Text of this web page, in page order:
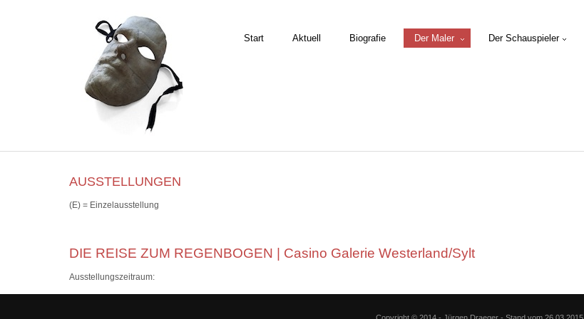
Start Aktuell Biografie Der Maler Der Schauspieler
AUSSTELLUNGEN
(E) = Einzelausstellung
DIE REISE ZUM REGENBOGEN | Casino Galerie Westerland/Sylt
Ausstellungszeitraum:
Copyright © 2014 - Jürgen Draeger - Stand vom 26.03.2015